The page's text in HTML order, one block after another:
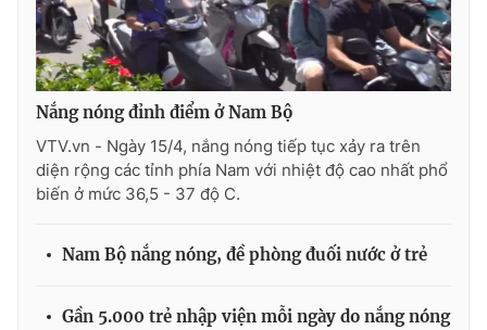
Nắng nóng đỉnh điểm ở Nam Bộ
VTV.vn - Ngày 15/4, nắng nóng tiếp tục xảy ra trên
diện rộng các tỉnh phía Nam với nhiệt độ cao nhất phổ
biến ở mức 36,5 - 37 độ C.
Nam Bộ nắng nóng, đề phòng đuối nước ở trẻ
Gần 5.000 trẻ nhập viện mỗi ngày do nắng nóng